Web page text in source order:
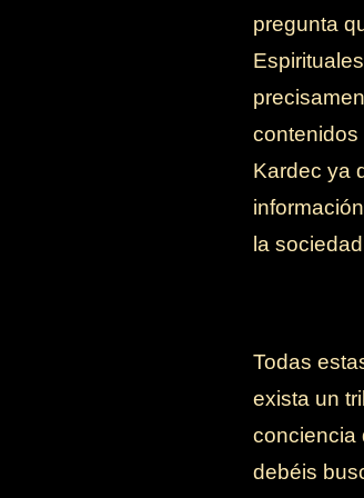
pregunta
contenidos
Kardec ya
la
Todas
exista un
conciencia
debéis